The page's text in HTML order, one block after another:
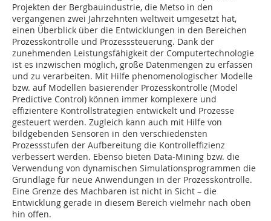
Projekten der Bergbauindustrie, die Metso in den
vergangenen zwei Jahrzehnten weltweit umgesetzt hat,
einen Überblick über die Entwicklungen in den Bereichen
Prozesskontrolle und Prozesssteuerung. Dank der
zunehmenden Leistungsfähigkeit der Computertechnologie
ist es inzwischen möglich, große Datenmengen zu erfassen
und zu verarbeiten. Mit Hilfe phenomenologischer Modelle
bzw. auf Modellen basierender Prozesskontrolle (Model
Predictive Control) können immer komplexere und
effizientere Kontrollstrategien entwickelt und Prozesse
gesteuert werden. Zugleich kann auch mit Hilfe von
bildgebenden Sensoren in den verschiedensten
Prozessstufen der Aufbereitung die Kontrolleffizienz
verbessert werden. Ebenso bieten Data-Mining bzw. die
Verwendung von dynamischen Simulationsprogrammen die
Grundlage für neue Anwendungen in der Prozesskontrolle.
Eine Grenze des Machbaren ist nicht in Sicht – die
Entwicklung gerade in diesem Bereich vielmehr nach oben
hin offen.